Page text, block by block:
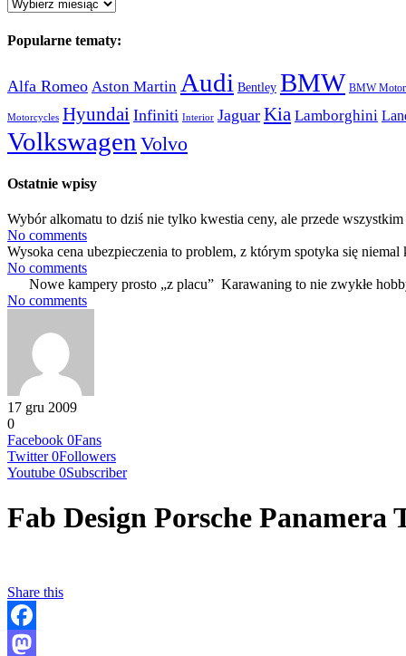
Popularne tematy:
Alfa Romeo Aston Martin Audi Bentley BMW BMW
Motorcycles Hyundai Infiniti Interior Jaguar Kia Lamborghini
Volkswagen Volvo
Ostatnie wpisy
Wybór alkomatu to dziś nie tylko kwestia ceny, ale przede wszystkim
No comments
Wysoka cena ubezpieczenia to problem, z którym spotyka się niemal
No comments
Nowe kampery prosto „z placu” Karawaning to nie zwykłe
No comments
17 gru 2009
0
Facebook 0Fans
Twitter 0Followers
Youtube 0Subscriber
Fab Design Porsche Panamera
Share this
Facebook